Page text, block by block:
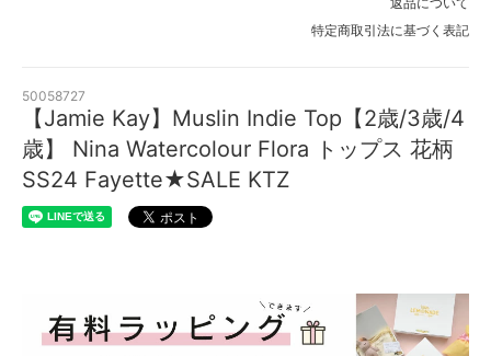
特定商取引法に基づく表記
50058727
【Jamie Kay】Muslin Indie Top【2歳/3歳/4
歳】 Nina Watercolour Flora トップス 花柄
SS24 Fayette★SALE KTZ